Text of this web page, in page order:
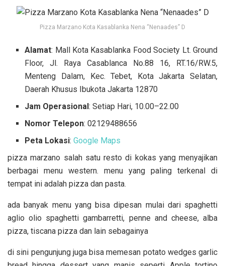
Pizza Marzano Kota Kasablanka Nena “Nenaades” D
Alamat: Mall Kota Kasablanka Food Society Lt. Ground
Floor, Jl. Raya Casablanca No.88 16, RT.16/RW.5,
Menteng Dalam, Kec. Tebet, Kota Jakarta Selatan,
Daerah Khusus Ibukota Jakarta 12870
Jam Operasional: Setiap Hari, 10.00–22.00
Nomor Telepon: 02129488656
Peta Lokasi:Google Maps
pizza marzano salah satu resto di kokas yang menyajikan
berbagai menu western. menu yang paling terkenal di
tempat ini adalah pizza dan pasta.
ada banyak menu yang bisa dipesan mulai dari spaghetti
aglio olio spaghetti gambarretti, penne and cheese, alba
pizza, tiscana pizza dan lain sebagainya
di sini pengunjung juga bisa memesan potato wedges garlic